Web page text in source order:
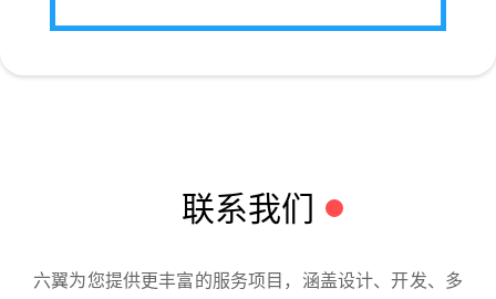
联系我们
六翼为您提供更丰富的服务项目，涵盖设计、开发、多